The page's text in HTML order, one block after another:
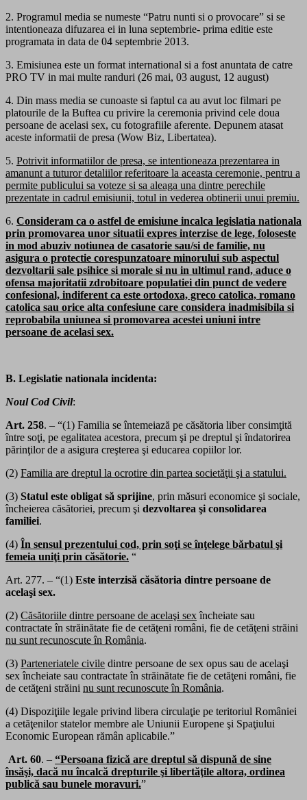
2. Programul media se numeste “Patru nunti si o provocare” si se
intentioneaza difuzarea ei in luna septembrie- prima editie este
programata in data de 04 septembrie 2013.
3. Emisiunea este un format international si a fost anuntata de catre
PRO TV in mai multe randuri (26 mai, 03 august, 12 august)
4. Din mass media se cunoaste si faptul ca au avut loc filmari pe
platourile de la Buftea cu privire la ceremonia privind cele doua
persoane de acelasi sex, cu fotografiile aferente. Depunem atasat
aceste informatii de presa (Wow Biz, Libertatea).
5. Potrivit informatiilor de presa, se intentioneaza prezentarea in
amanunt a tuturor detaliilor referitoare la aceasta ceremonie, pentru a
permite publicului sa voteze si sa aleaga una dintre perechile
prezentate in cadrul emisiunii, totul in vederea obtinerii unui premiu.
6. Consideram ca o astfel de emisiune incalca legislatia nationala
prin promovarea unor situatii expres interzise de lege, foloseste
in mod abuziv notiunea de casatorie sau/si de familie, nu
asigura o protectie corespunzatoare minorului sub aspectul
dezvoltarii sale psihice si morale si nu in ultimul rand, aduce o
ofensa majoritatii zdrobitoare populatiei din punct de vedere
confesional, indiferent ca este ortodoxa, greco catolica, romano
catolica sau orice alta confesiune care considera inadmisibila si
reprobabila uniunea si promovarea acestei uniuni intre
persoane de acelasi sex.
B. Legislatie nationala incidenta:
Noul Cod Civil:
Art. 258. – “(1) Familia se întemeiază pe căsătoria liber consimţită
între soţi, pe egalitatea acestora, precum şi pe dreptul şi îndatorirea
părinţilor de a asigura creşterea şi educarea copiilor lor.
(2) Familia are dreptul la ocrotire din partea societăţii şi a statului.
(3) Statul este obligat să sprijine, prin măsuri economice şi sociale,
încheierea căsătoriei, precum şi dezvoltarea şi consolidarea
familiei.
(4) În sensul prezentului cod, prin soţi se înţelege bărbatul şi
femeia uniţi prin căsătorie. “
Art. 277. – “(1) Este interzisă căsătoria dintre persoane de
acelaşi sex.
(2) Căsătoriile dintre persoane de acelaşi sexîncheiate sau
contractate în străinătate fie de cetăţeni români, fie de cetăţeni străini
nu sunt recunoscute în România.
(3) Parteneriatele civile dintre persoane de sex opus sau de acelaşi
sex încheiate sau contractate în străinătate fie de cetăţeni români, fie
de cetăţeni străini nu sunt recunoscute în România.
(4) Dispoziţiile legale privind libera circulaţie pe teritoriul României
a cetăţenilor statelor membre ale Uniunii Europene şi Spaţiului
Economic European rămân aplicabile.”
Art. 60. – “Persoana fizică are dreptul să dispună de sine
însăşi, dacă nu încalcă drepturile şi libertăţile altora, ordinea
publică sau bunele moravuri.”